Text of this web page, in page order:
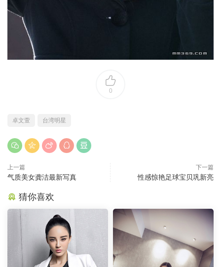
0
卓文萱 台湾明星
上一篇
气质美女龚洁最新写真
下一篇
性感惊艳足球宝贝巩新亮
猜你喜欢